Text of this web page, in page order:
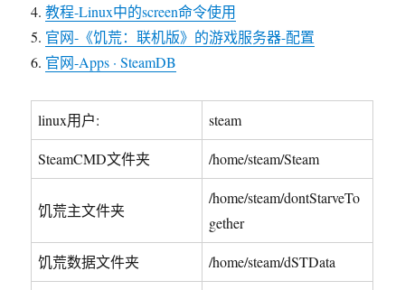
4.教程-Linux中的screen命令使用
5. 官网-《饥荒：联机版》的游戏服务器-配置
6. 官网-Apps · SteamDB
linux用户: steam
SteamCMD文件夹 /home/steam/Steam
饥荒主文件夹
/home/steam/dontStarveTo
gether
饥荒数据文件夹 /home/steam/dSTData